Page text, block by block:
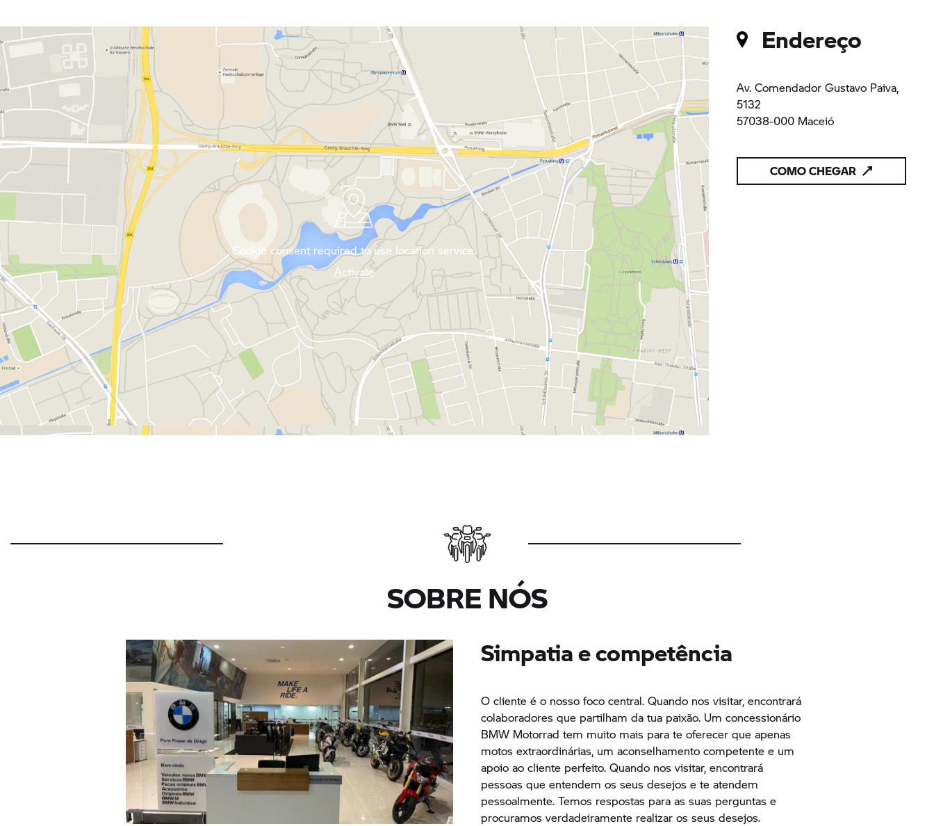
Endereço
Av. Comendador Gustavo Paiva,
5132
57038-000 Maceió
COMO CHEGAR
Cookie consent required to use location service.
Activate
SOBRE NÓS
Simpatia e competência
O cliente é o nosso foco central. Quando nos visitar, encontrará
colaboradores que partilham da tua paixão. Um concessionário
BMW Motorrad tem muito mais para te oferecer que apenas
motos extraordinárias, um aconselhamento competente e um
apoio ao cliente perfeito. Quando nos visitar, encontrará
pessoas que entendem os seus desejos e te atendem
pessoalmente. Temos respostas para as suas perguntas e
procuramos verdadeiramente realizar os seus desejos.